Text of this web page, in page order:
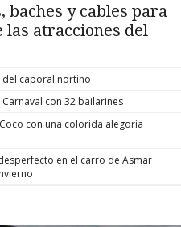
baches y cables para
las atracciones del
del caporal nortino
con 32 bailarines
con una colorida alegoría
en el carro de Asmar